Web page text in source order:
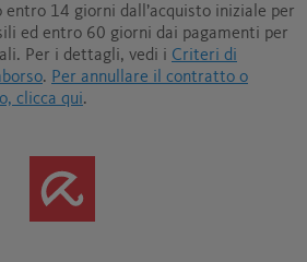
14 giorni dall’acquisto iniziale per
ed entro 60 giorni dai pagamenti per
Per i dettagli, vedi i Criteri di
. Per annullare il contratto o
clicca qui.